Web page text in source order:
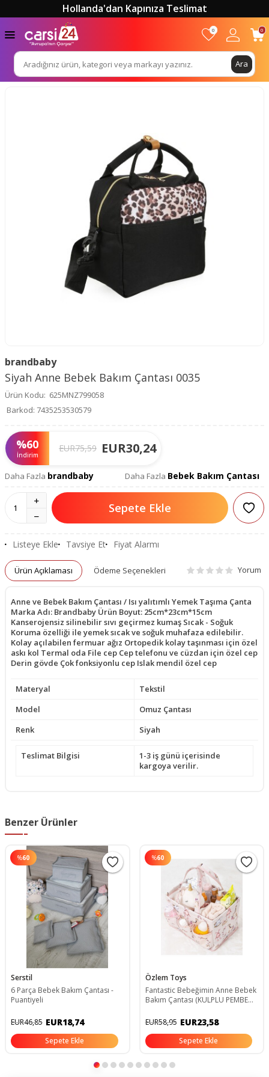
Hollanda'dan Kapınıza Teslimat
Ara
0 0
brandbaby
Siyah Anne Bebek Bakım Çantası 0035
Ürün Kodu: 625MNZ799058
Barkod: 7435253530579
%60
İndirim
EUR75,59 EUR30,24
Daha Fazla brandbaby Daha Fazla Bebek Bakım Çantası
Sepete Ekle
Listeye Ekle Tavsiye Et Fiyat Alarmı
Ürün Açıklaması Ödeme Seçenekleri Yorum
Anne ve Bebek Bakım Çantası / Isı yalıtımlı Yemek Taşıma Çanta
Marka Adı: Brandbaby Ürün Boyut: 25cm*23cm*15cm
Kanserojensiz silinebilir sıvı geçirmez kumaş Sıcak - Soğuk
Koruma özelliği ile yemek sıcak ve soğuk muhafaza edilebilir.
Kolay açılabilen fermuar ağız Ortopedik kolay taşınması için özel
askı kol Termal oda File cep Cep telefonu ve cüzdan için özel cep
Derin gövde Çok fonksiyonlu cep Islak mendil özel cep
Materyal
Tekstil
Model
Omuz Çantası
Renk
Siyah
Teslimat Bilgisi
1-3 iş günü içerisinde
kargoya verilir.
Benzer Ürünler
%60
Serstil
6 Parça Bebek Bakım Çantası -
Puantiyeli
EUR46,85 EUR18,74
Sepete Ekle
%60
Özlem Toys
Fantastic Bebeğimin Anne Bebek
Bakım Çantası (KULPLU PEMBE
EUR58,95 EUR23,58
Sepete Ekle